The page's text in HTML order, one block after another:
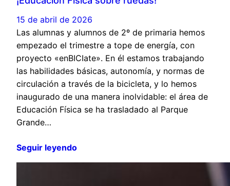
15 de abril de 2026
Las alumnas y alumnos de 2º de primaria hemos
empezado el trimestre a tope de energía, con
proyecto «enBICIate». En él estamos trabajando
las habilidades básicas, autonomía, y normas de
circulación a través de la bicicleta, y lo hemos
inaugurado de una manera inolvidable: el área de
Educación Física se ha trasladado al Parque
Grande…
Seguir leyendo